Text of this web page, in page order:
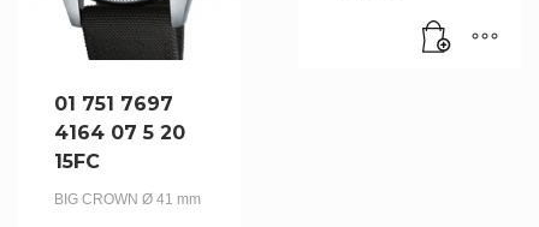
01 751 7697
4164 07 5 20
15FC
BIG CROWN Ø 41 mm